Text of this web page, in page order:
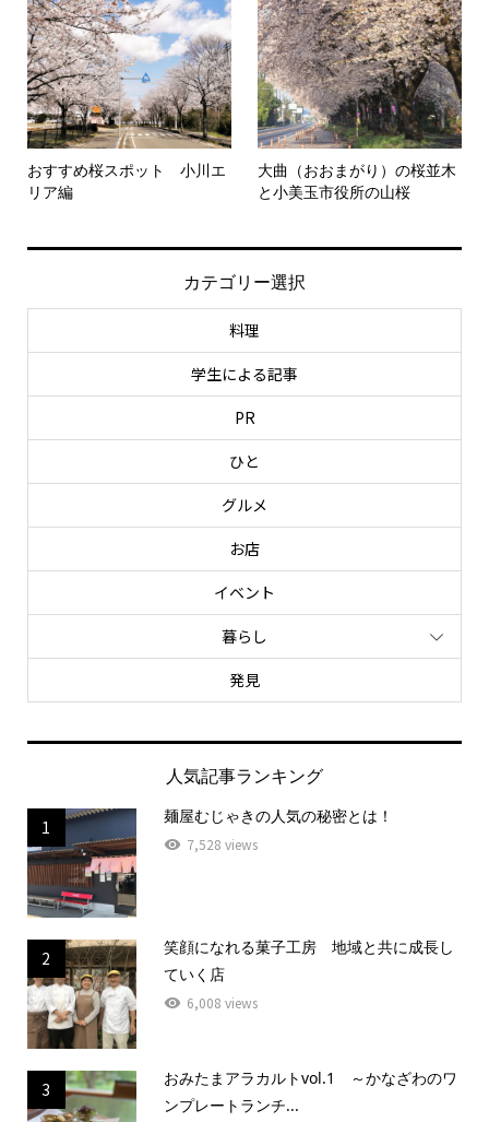
おすすめ桜スポット 小川エ
リア編
大曲（おおまがり）の桜並木
と小美玉市役所の山桜
カテゴリー選択
料理
学生による記事
PR
ひと
グルメ
お店
イベント
暮らし
発見
人気記事ランキング
1
麺屋むじゃきの人気の秘密とは！
7,528 views
2
笑顔になれる菓子工房 地域と共に成長し
ていく店
6,008 views
3
おみたまアラカルトvol.1 ～かなざわのワ
ンプレートランチ...